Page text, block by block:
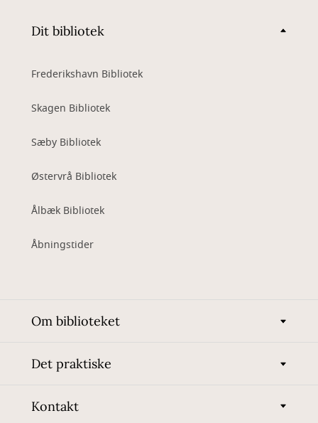
Dit bibliotek
Frederikshavn Bibliotek
Skagen Bibliotek
Sæby Bibliotek
Østervrå Bibliotek
Ålbæk Bibliotek
Åbningstider
Om biblioteket
Det praktiske
Kontakt